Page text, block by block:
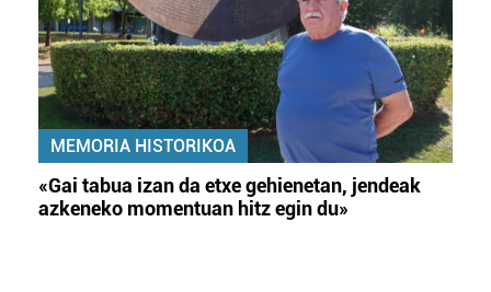
MEMORIA HISTORIKOA
«Gai tabua izan da etxe gehienetan, jendeak
azkeneko momentuan hitz egin du»